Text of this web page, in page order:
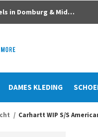
DAMES KLEDING
Domburg & Middelburg
Carhartt WIP S/S